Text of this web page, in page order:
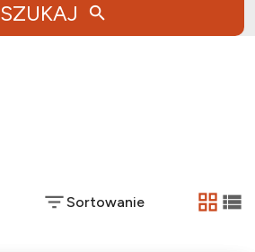
SZUKAJ
Sortowanie
tabela